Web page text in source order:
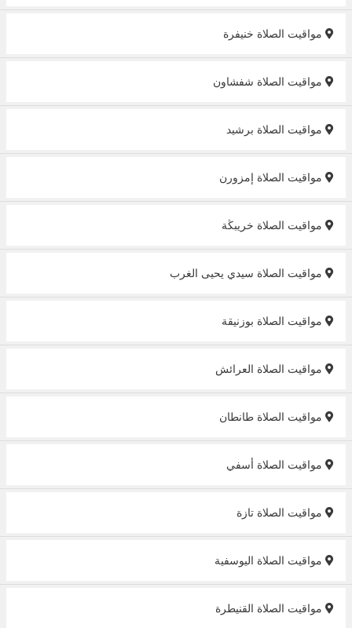
مواقيت الصلاة خنيفرة‎
مواقيت الصلاة شفشاون‎
مواقيت الصلاة برشيد
مواقيت الصلاة إمزورن‎
مواقيت الصلاة خريبڭة
مواقيت الصلاة سيدي يحيى الغرب
مواقيت الصلاة بوزنيقة
مواقيت الصلاة العرائش
مواقيت الصلاة طانطان
مواقيت الصلاة أسفي
مواقيت الصلاة تازة
مواقيت الصلاة اليوسفية
مواقيت الصلاة القنيطرة